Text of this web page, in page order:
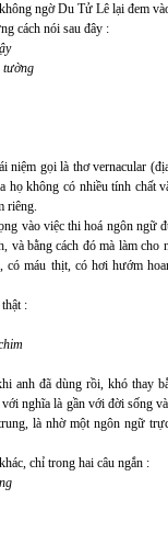
ngờ Du Tử Lê lại đem
cách nói sau đây :
tường
niệm gọi là thơ vernacular
họ không có nhiều tính chất
riêng.
vào việc thi hoá ngôn ngữ
và bằng cách đó mà làm cho
có máu thịt, có hơi hướm
:
anh đã dùng rồi, khó thay
nghĩa là gần với đời sống
là nhờ một ngôn ngữ
chỉ trong hai câu ngắn :